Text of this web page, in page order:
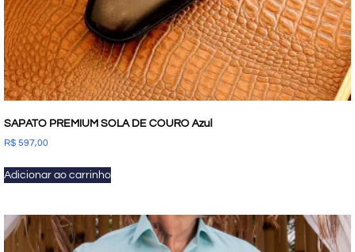
SAPATO PREMIUM SOLA DE COURO Azul
R$ 597,00
Adicionar ao carrinho